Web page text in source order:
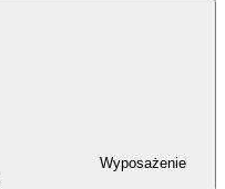
Wyposażenie